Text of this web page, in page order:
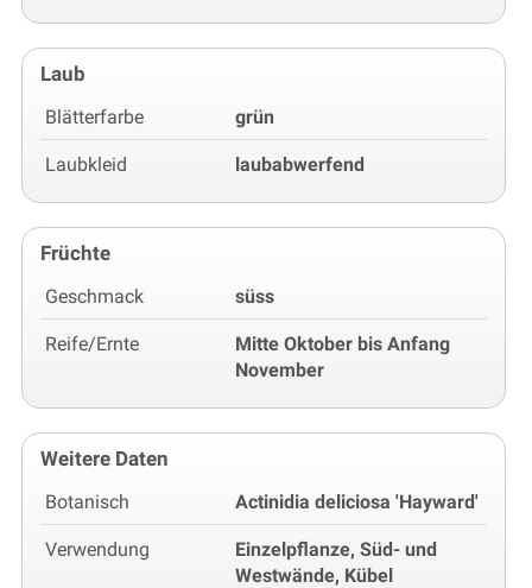
Laub
Blätterfarbe grün
Laubkleid laubabwerfend
Früchte
Geschmack süss
Reife/Ernte
Mitte Oktober bis Anfang
November
Weitere Daten
Botanisch Actinidia deliciosa 'Hayward'
Verwendung
Einzelpflanze, Süd- und
Westwände, Kübel